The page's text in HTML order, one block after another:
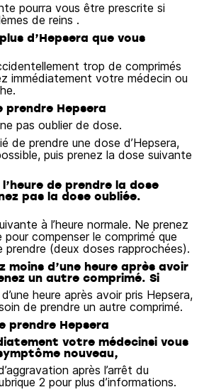
pourra vous être prescrite si
de reins .
d’Hepsera que vous
trop de comprimés
immédiatement votre médecin ou
prendre Hepsera
pas oublier de dose.
de prendre une dose d’Hepsera,
puis prenez la dose suivante
l’heure de prendre la dose
pas la dose oubliée.
à l’heure normale. Ne prenez
compenser le comprimé que
prendre (deux doses rapprochées).
moins d’une heure après avoir
un autre comprimé. Si
heure après avoir pris Hepsera,
de prendre un autre comprimé.
prendre Hepsera
votre médecinsi vous
nouveau,
après l’arrêt du
2 pour plus d’informations.